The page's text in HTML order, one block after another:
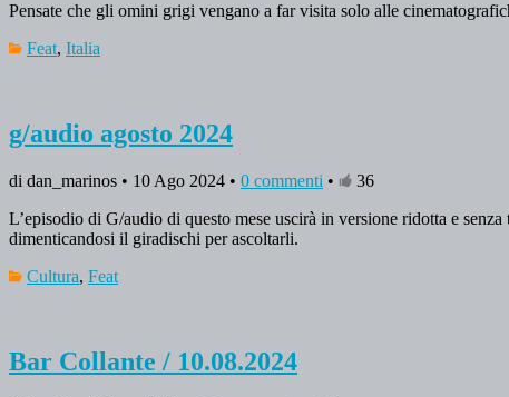
Pensate che gli omini grigi vengano a far visita solo alle
Feat, Italia
g/audio agosto 2024
di dan_marinos • 10 Ago 2024 • 0 commenti •
36
L’episodio di G/audio di questo mese uscirà in versione ridotta e
dimenticandosi il giradischi per ascoltarli.
Cultura, Feat
Bar Collante / 10.08.2024